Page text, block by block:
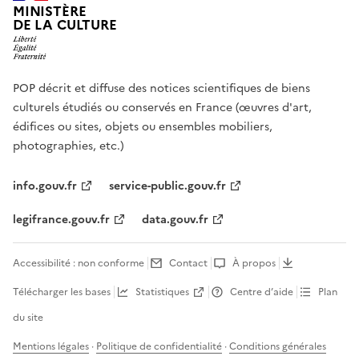
MINISTÈRE
DE LA CULTURE
POP décrit et diffuse des notices scientifiques de biens
culturels étudiés ou conservés en France (œuvres d'art,
édifices ou sites, objets ou ensembles mobiliers,
photographies, etc.)
info.gouv.fr
service-public.gouv.fr
legifrance.gouv.fr
data.gouv.fr
Accessibilité : non conforme Contact
À propos
Télécharger les bases
Statistiques Centre d’aide
Plan
du site
Mentions légales · Politique de confidentialité ·Conditions générales